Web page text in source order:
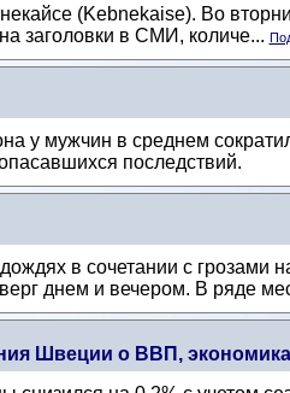
(Kebnekaise). Во
заголовки в СМИ, количе...
у мужчин в среднем
последствий.
в сочетании с грозами
днем ​​и вечером. В ряде
Швеции о ВВП,